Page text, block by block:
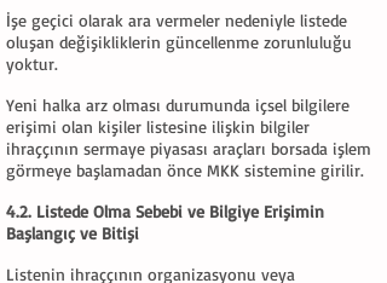
İşe geçici olarak ara vermeler nedeniyle listede
oluşan değişikliklerin güncellenme zorunluluğu
yoktur.
Yeni halka arz olması durumunda içsel bilgilere
erişimi olan kişiler listesine ilişkin bilgiler
ihraççının sermaye piyasası araçları borsada işlem
görmeye başlamadan önce MKK sistemine girilir.
4.2. Listede Olma Sebebi ve Bilgiye Erişimin
Başlangıç ve Bitişi
Listenin ihraççının organizasyonu veya